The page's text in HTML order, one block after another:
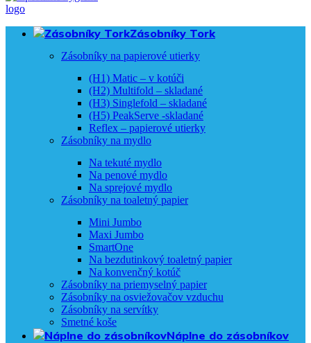
Zásobníky Tork
Zásobníky na papierové utierky
(H1) Matic – v kotúči
(H2) Multifold – skladané
(H3) Singlefold – skladané
(H5) PeakServe -skladané
Reflex – papierové utierky
Zásobníky na mydlo
Na tekuté mydlo
Na penové mydlo
Na sprejové mydlo
Zásobníky na toaletný papier
Mini Jumbo
Maxi Jumbo
SmartOne
Na bezdutinkový toaletný papier
Na konvenčný kotúč
Zásobníky na priemyselný papier
Zásobníky na osviežovačov vzduchu
Zásobníky na servítky
Smetné koše
Náplne do zásobníkov